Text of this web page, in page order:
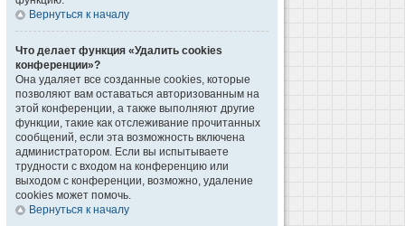
Вернуться к началу
Что делает функция «Удалить cookies
конференции»?
Она удаляет все созданные cookies, которые
позволяют вам оставаться авторизованным на
этой конференции, а также выполняют другие
функции, такие как отслеживание прочитанных
сообщений, если эта возможность включена
администратором. Если вы испытываете
трудности с входом на конференцию или
выходом с конференции, возможно, удаление
cookies может помочь.
Вернуться к началу